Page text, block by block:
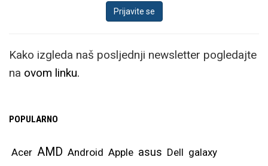
Kako izgleda naš posljednji newsletter pogledajte
na ovom linku.
POPULARNO
Acer AMD Android Apple asus Dell galaxy